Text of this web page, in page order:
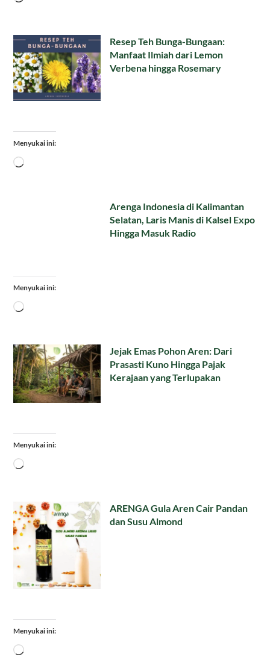
Resep Teh Bunga-Bungaan:
Manfaat Ilmiah dari Lemon
Verbena hingga Rosemary
Menyukai ini:
Memuat...
Arenga Indonesia di Kalimantan
Selatan, Laris Manis di Kalsel Expo
Hingga Masuk Radio
Menyukai ini:
Memuat...
Jejak Emas Pohon Aren: Dari
Prasasti Kuno Hingga Pajak
Kerajaan yang Terlupakan
Menyukai ini:
Memuat...
ARENGA Gula Aren Cair Pandan
dan Susu Almond
Menyukai ini:
Memuat...